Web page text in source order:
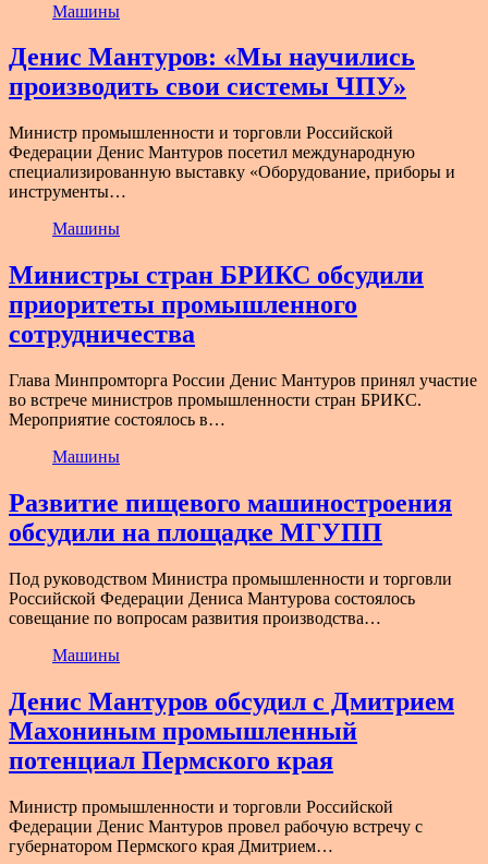
Машины
Денис Мантуров: «Мы научились
производить свои системы ЧПУ»
Министр промышленности и торговли Российской
Федерации Денис Мантуров посетил международную
специализированную выставку «Оборудование, приборы и
инструменты…
Машины
Министры стран БРИКС обсудили
приоритеты промышленного
сотрудничества
Глава Минпромторга России Денис Мантуров принял участие
во встрече министров промышленности стран БРИКС.
Мероприятие состоялось в…
Машины
Развитие пищевого машиностроения
обсудили на площадке МГУПП
Под руководством Министра промышленности и торговли
Российской Федерации Дениса Мантурова состоялось
совещание по вопросам развития производства…
Машины
Денис Мантуров обсудил с Дмитрием
Махониным промышленный
потенциал Пермского края
Министр промышленности и торговли Российской
Федерации Денис Мантуров провел рабочую встречу с
губернатором Пермского края Дмитрием…